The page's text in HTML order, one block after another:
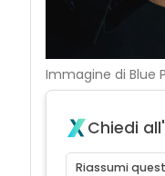
Immagine di Blue
Chiedi
Riassumi